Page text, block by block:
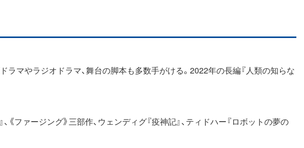
ラマやラジオドラマ、舞台の脚本も多数手がける。2022年の長編『人類の知らな
《ファージング》三部作、ウェンディグ『疫神記』、ティドハー『ロボットの夢の